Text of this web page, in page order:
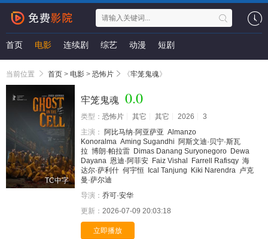
首页 电影 连续剧 综艺 动漫 短剧
当前位置 首页 > 电影 > 恐怖片 《牢笼鬼魂》
TC中字
牢笼鬼魂 0.0
类型： 恐怖片 其它 其它 2026
3
主演：
阿比马纳·阿亚萨亚 Almanzo
Konoralma Aming Sugandhi 阿斯文迪·贝宁·斯瓦
拉 博朗·帕拉雷 Dimas Danang Suryonegoro Dewa
Dayana 恩迪·阿菲安 Faiz Vishal Farrell Rafisqy 海
达尔·萨利什 何宇恒 Ical Tanjung Kiki Narendra 卢克
曼·萨尔迪
导演： 乔可·安华
更新： 2026-07-09 20:03:18
立即播放